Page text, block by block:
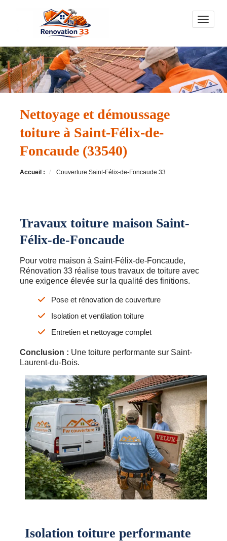
Toggle
Nettoyage et démoussage
toiture à Saint-Félix-de-
Foncaude (33540)
Accueil : Couverture Saint-Félix-de-Foncaude 33
Travaux toiture maison Saint-
Félix-de-Foncaude
Pour votre maison à Saint-Félix-de-Foncaude,
Rénovation 33 réalise tous travaux de toiture avec
une exigence élevée sur la qualité des finitions.
Pose et rénovation de couverture
Isolation et ventilation toiture
Entretien et nettoyage complet
Conclusion : Une toiture performante sur Saint-
Laurent-du-Bois.
Isolation toiture performante